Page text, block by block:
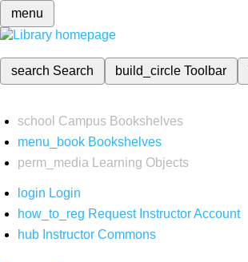
menu
search Search build_circleToolbar
school Campus Bookshelves
menu_book Bookshelves
perm_media
Learning Objects
login Login
how_to_reg Request Instructor Account
hub Instructor Commons